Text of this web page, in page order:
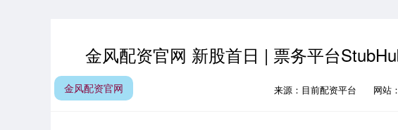
金风配资官网 新股首日 | 票务平台
金风配资官网 来源：目前配资平台 网站